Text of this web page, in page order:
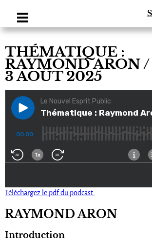
THÉMATIQUE :
RAYMOND ARON /
3 AOÛT 2025
Téléchargez le pdf du podcast.
RAYMOND ARON
Introduction